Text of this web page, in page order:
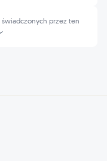
świadczonych przez ten